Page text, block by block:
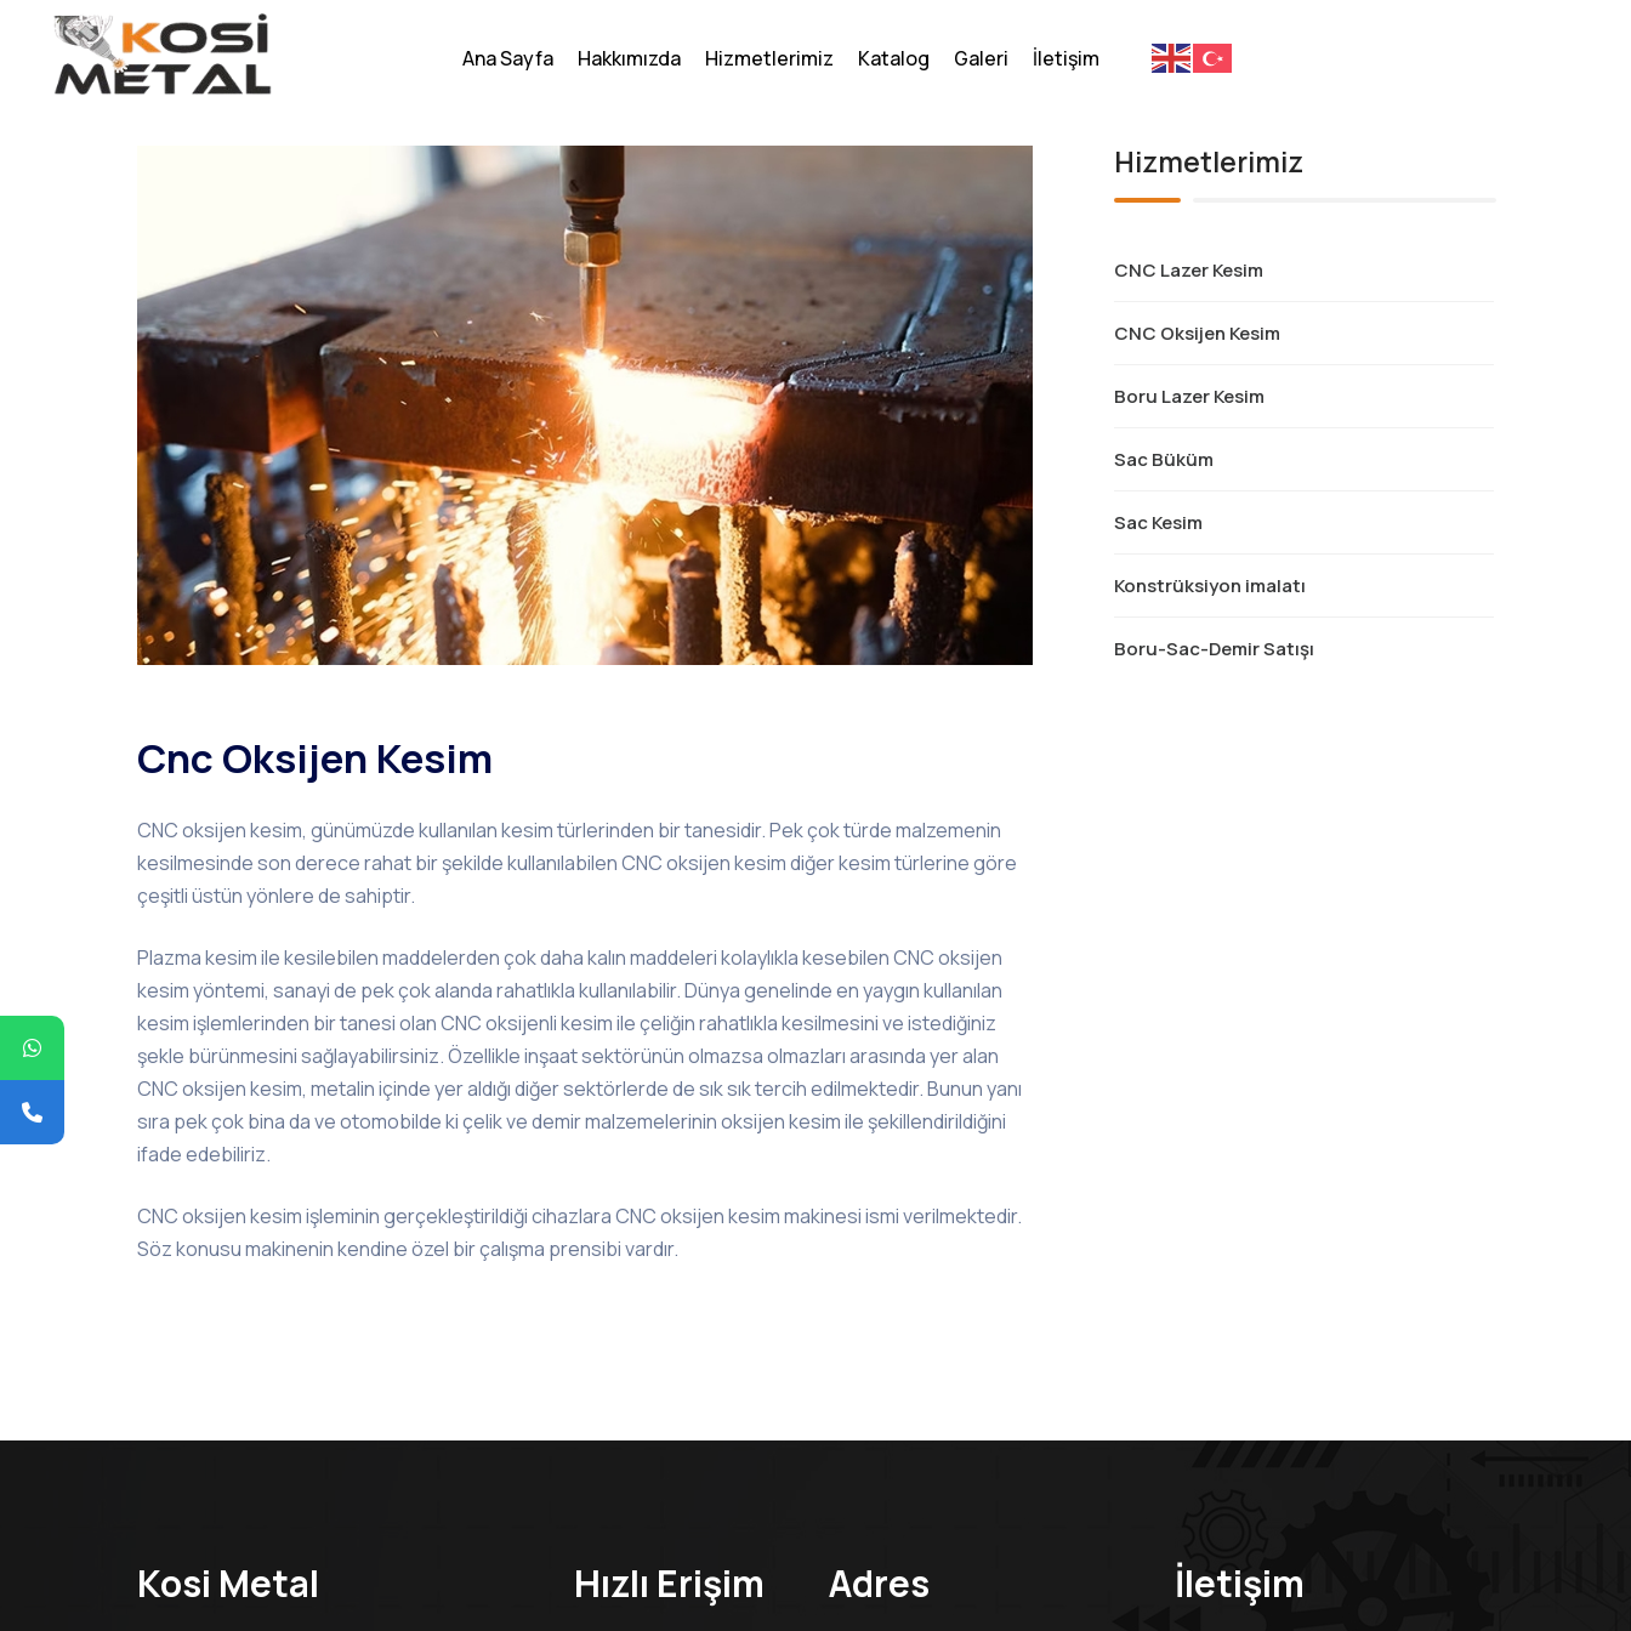
Ana Sayfa Hakkımızda Hizmetlerimiz Katalog Galeri İletişim
Cnc Oksijen Kesim
CNC oksijen kesim, günümüzde kullanılan kesim türlerinden bir tanesidir. Pek çok türde malzemenin
kesilmesinde son derece rahat bir şekilde kullanılabilen CNC oksijen kesim diğer kesim türlerine göre
çeşitli üstün yönlere de sahiptir.
Plazma kesim ile kesilebilen maddelerden çok daha kalın maddeleri kolaylıkla kesebilen CNC oksijen
kesim yöntemi, sanayi de pek çok alanda rahatlıkla kullanılabilir. Dünya genelinde en yaygın kullanılan
kesim işlemlerinden bir tanesi olan CNC oksijenli kesim ile çeliğin rahatlıkla kesilmesini ve istediğiniz
şekle bürünmesini sağlayabilirsiniz. Özellikle inşaat sektörünün olmazsa olmazları arasında yer alan
CNC oksijen kesim, metalin içinde yer aldığı diğer sektörlerde de sık sık tercih edilmektedir. Bunun yanı
sıra pek çok bina da ve otomobilde ki çelik ve demir malzemelerinin oksijen kesim ile şekillendirildiğini
ifade edebiliriz.
CNC oksijen kesim işleminin gerçekleştirildiği cihazlara CNC oksijen kesim makinesi ismi verilmektedir.
Söz konusu makinenin kendine özel bir çalışma prensibi vardır.
Hizmetlerimiz
CNC Lazer Kesim
CNC Oksijen Kesim
Boru Lazer Kesim
Sac Büküm
Sac Kesim
Konstrüksiyon imalatı
Boru-Sac-Demir Satışı
Kosi Metal Hızlı Erişim Adres İletişim